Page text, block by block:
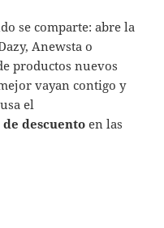
se comparte: abre la
Anewsta o
productos nuevos
vayan contigo y
el
de descuento en las